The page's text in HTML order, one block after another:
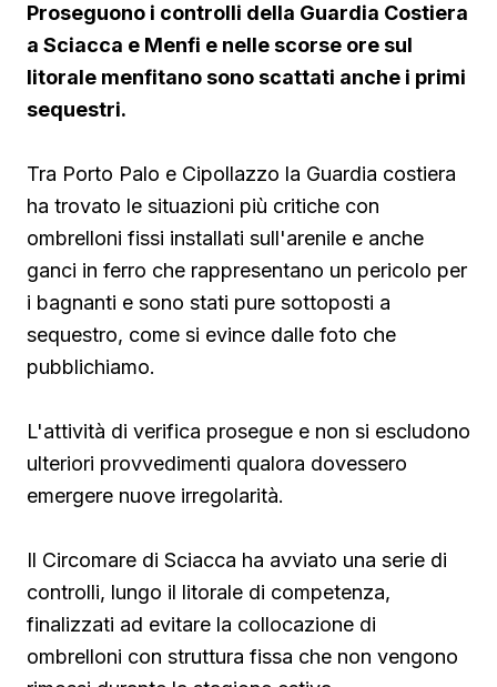
Proseguono i controlli della Guardia Costiera
a Sciacca e Menfi e nelle scorse ore sul
litorale menfitano sono scattati anche i primi
sequestri.
Tra Porto Palo e Cipollazzo la Guardia costiera
ha trovato le situazioni più critiche con
ombrelloni fissi installati sull'arenile e anche
ganci in ferro che rappresentano un pericolo per
i bagnanti e sono stati pure sottoposti a
sequestro, come si evince dalle foto che
pubblichiamo.
L'attività di verifica prosegue e non si escludono
ulteriori provvedimenti qualora dovessero
emergere nuove irregolarità.
Il Circomare di Sciacca ha avviato una serie di
controlli, lungo il litorale di competenza,
finalizzati ad evitare la collocazione di
ombrelloni con struttura fissa che non vengono